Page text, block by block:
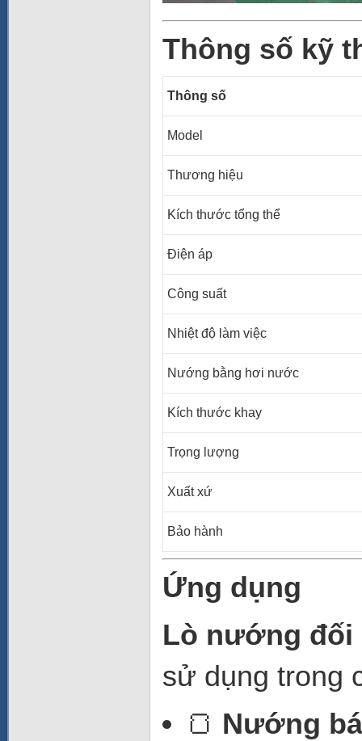
Thông số kỹ
Thông số
Model
Thương hiệu
Kích thước tổng thể
Điện áp
Công suất
Nhiệt độ làm việc
Nướng bằng hơi nước
Kích thước khay
Trọng lượng
Xuất xứ
Bảo hành
Ứng dụng
Lò nướng đối
sử dụng trong
🍞 Nướng